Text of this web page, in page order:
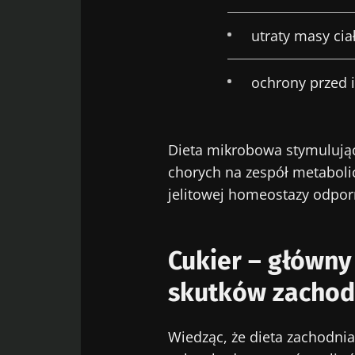
utraty masy
ochrony przed
Dieta mikrobowa
chorych na zespół
jelitowej homeostazy
Cukier –
skutków
Wiedząc, że dieta
Zostać
Pobyt
Chcę
BMI 20-35
23/07/2026
zdrowie
reprodukcyjne
Przeczytaj